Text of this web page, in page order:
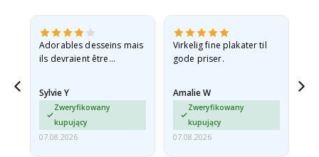
Adorables desseins mais
ils devraient être
enveloppe rigide car ils
sont arrivés roulés et un…
Sylvie Y
Zweryfikowany
kupujący
07.08.2026
Virkelig fine plakater til
gode priser.
Amalie W
Zweryfikowany
kupujący
07.08.2026